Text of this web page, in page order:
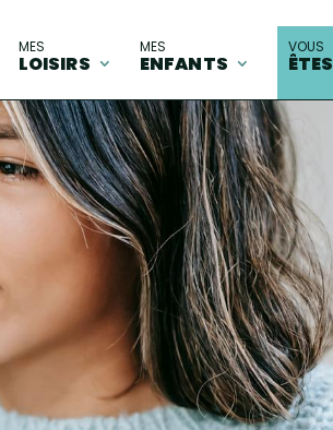
MES
LOISIRS
MES
ENFANTS
VOUS
ÊTES